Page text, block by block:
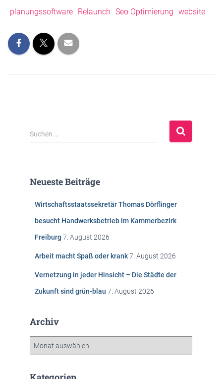
planungssoftware
Relaunch Seo Optimierung website
S
u
n
Suchen …
Neueste Beiträge
Wirtschaftsstaatssekretär Thomas Dörflinger
besucht Handwerksbetrieb im Kammerbezirk
Freiburg 7. August 2026
Arbeit macht Spaß oder krank7. August 2026
Vernetzung in jeder Hinsicht – Die Städte der
Zukunft sind grün-blau 7. August 2026
Archiv
h